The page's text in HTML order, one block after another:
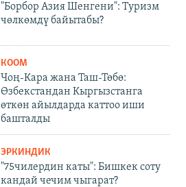
"Борбор Азия Шенгени": Туризм
чөлкөмдү байытабы?
КООМ
Чоң-Кара жана Таш-Төбө:
Өзбекстандан Кыргызстанга
өткөн айылдарда каттоо иши
башталды
ЭРКИНДИК
"75чилердин каты": Бишкек соту
кандай чечим чыгарат?